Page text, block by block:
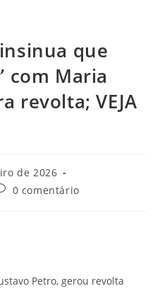
que
com Maria
revolta; VEJA
de 2026
0 comentário
Petro, gerou revolta